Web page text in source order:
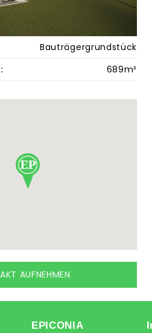
Bauträgergrundstück
689m²
AUFNEHMEN
EPICONIA